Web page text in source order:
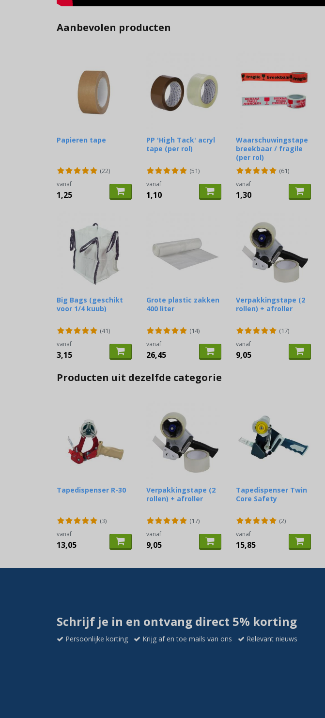
Aanbevolen producten
Papieren tape
(22)
vanaf
1,25
PP 'High Tack' acryl
tape (per rol)
(51)
vanaf
1,10
Waarschuwingstape
breekbaar / fragile
(per rol)
(61)
vanaf
1,30
Big Bags (geschikt
voor 1/4 kuub)
(41)
vanaf
3,15
Grote plastic zakken
400 liter
(14)
vanaf
26,45
Verpakkingstape (2
rollen) + afroller
(17)
vanaf
9,05
Producten uit dezelfde categorie
Tapedispenser R-30
(3)
vanaf
13,05
Verpakkingstape (2
rollen) + afroller
(17)
vanaf
9,05
Tapedispenser Twin
Core Safety
(2)
vanaf
15,85
Schrijf je in en ontvang direct 5% korting
Persoonlijke korting Krijg af en toe mails van ons Relevant nieuws